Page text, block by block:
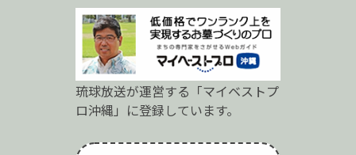
琉球放送が運営する「マイベストプ
ロ沖縄」に登録しています。